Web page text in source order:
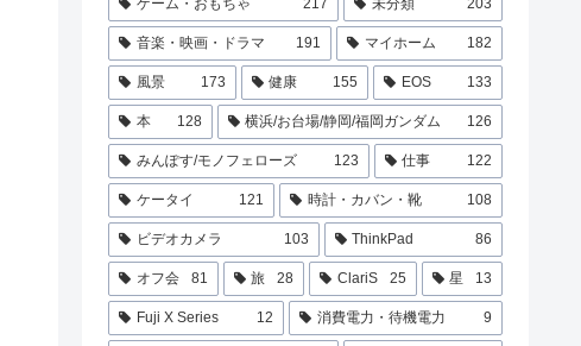
音楽・映画・ドラマ 191 マイホーム 182
風景 173 健康 155 EOS 133
本 128 横浜/お台場/静岡/福岡ガンダム 126
みんぽす/モノフェローズ 123 仕事 122
ケータイ 121 時計・カバン・靴 108
ビデオカメラ 103 ThinkPad 86
オフ会 81 旅 28 ClariS 25 星 13
Fuji X Series 12 消費電力・待機電力 9